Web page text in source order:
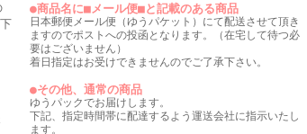
●商品名に■メール便■と記載のある商品
日本郵便メール便（ゆうパケット）にて配送させて頂き
ますのでポストへの投函となります。（在宅して待つ必
要はございません）
着日指定はお受けできませんのでご了承下さい。
●その他、通常の商品
ゆうパックでお届けします。
下記、指定時間帯に配達するよう運送会社に指示いたし
ます。